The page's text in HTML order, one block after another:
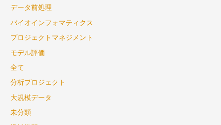
データ前処理
バイオインフォマティクス
プロジェクトマネジメント
モデル評価
全て
分析プロジェクト
大規模データ
未分類